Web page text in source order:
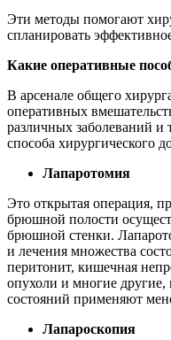
Эти методы помогают
спланировать
Какие оперативные
В арсенале общего
оперативных
различных заболеваний
способа хирургического
Лапаротомия
Это открытая операция,
брюшной полости
брюшной стенки.
и лечения множества
перитонит, кишечная
опухоли и многие
состояний применяют
Лапароскопия